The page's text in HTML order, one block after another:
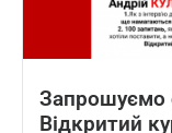
Запрошуємо
Відкритий